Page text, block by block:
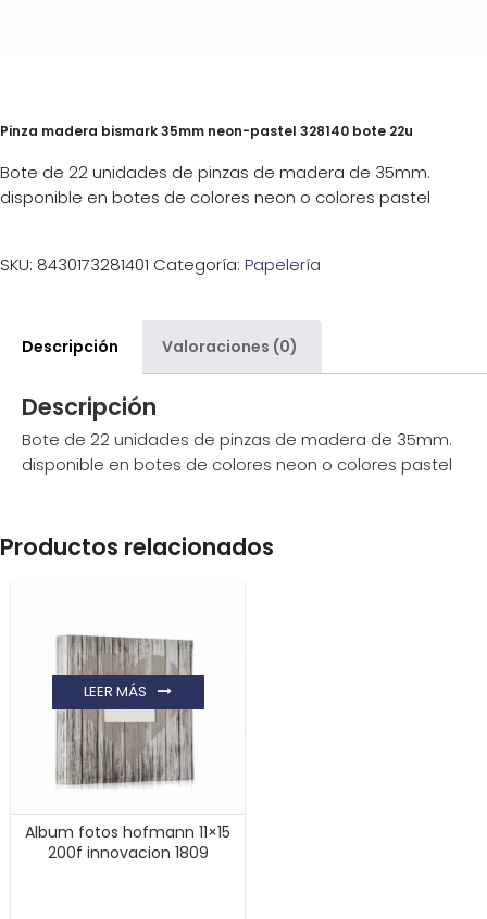
Pinza madera bismark 35mm neon-pastel 328140 bote 22u
Bote de 22 unidades de pinzas de madera de 35mm.
disponible en botes de colores neon o colores pastel
SKU: 8430173281401 Categoría: Papelería
Descripción Valoraciones (0)
Descripción
Bote de 22 unidades de pinzas de madera de 35mm.
disponible en botes de colores neon o colores pastel
Productos relacionados
Album fotos hofmann 11×15
200f innovacion 1809
LEER MÁS